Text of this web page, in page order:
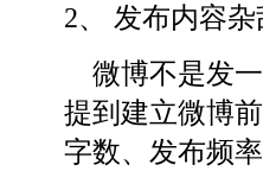
2、 发布内容杂
微博不是发
提到建立微博
字数、发布频